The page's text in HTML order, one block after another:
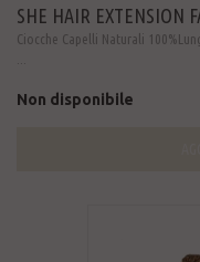
SHE HAIR EXTENSION
Ciocche Capelli Naturali
Non disponibile